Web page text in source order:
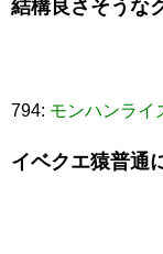
結構良さそうな
794: モンハンライ
イベクエ猿普通